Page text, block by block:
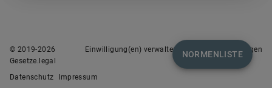
NORMENLISTE
© 2019-2026
Gesetze.legal
Einwilligung(en) verwalten Nutzungsbedingungen
Datenschutz Impressum